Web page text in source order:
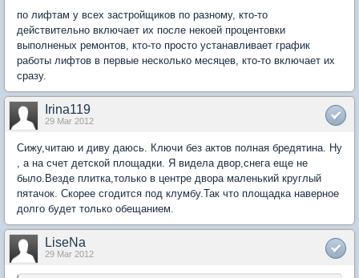
по лифтам у всех застройщиков по разному, кто-то
действительно включает их после некоей процентовки
выполненых ремонтов, кто-то просто устанавливает график
работы лифтов в первые несколько месяцев, кто-то включает их
сразу.
Irina119
29 Mar 2012
Сижу,читаю и диву даюсь. Ключи без актов полная бредятина. Ну
, а на счет детской площадки. Я видела двор,снега еще не
было.Везде плитка,только в центре двора маленький круглый
пятачок. Скорее сгодится под клумбу.Так что площадка наверное
долго будет только обещанием.
LiseNa
29 Mar 2012